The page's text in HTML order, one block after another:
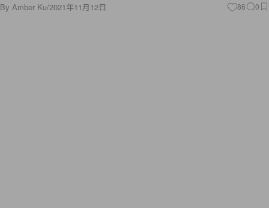
By Amber Ku/2021年11月12日 86 0